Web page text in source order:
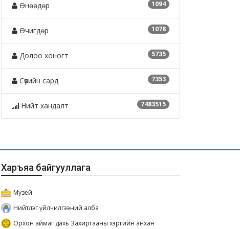
1094
Өнөөдөр
1078
Өчигдөр
5735
Долоо хоногт
7353
Сүүлийн сард
7483515
Нийт хандалт
Харъяа байгууллага
Музей
Нийтлэг үйлчилгээний алба
Орхон аймаг дахь Захиргааны хэргийн анхан